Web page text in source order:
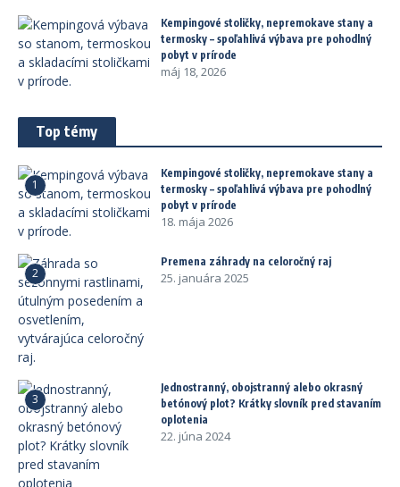
Kempingové stoličky, nepremokave stany a
termosky – spoľahlivá výbava pre pohodlný
pobyt v prírode
máj 18, 2026
Top témy
1
Kempingové stoličky, nepremokave stany a
termosky – spoľahlivá výbava pre pohodlný
pobyt v prírode
18. mája 2026
2
Premena záhrady na celoročný raj
25. januára 2025
3
Jednostranný, obojstranný alebo okrasný
betónový plot? Krátky slovník pred stavaním
oplotenia
22. júna 2024